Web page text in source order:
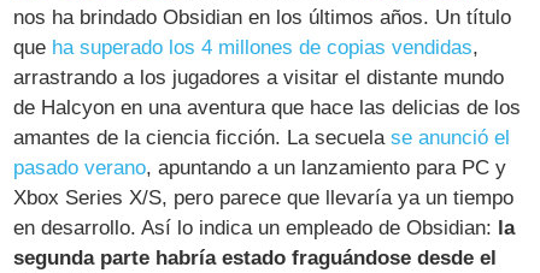
nos ha brindado Obsidian en los últimos años. Un título
que ha superado los 4 millones de copias vendidas,
arrastrando a los jugadores a visitar el distante mundo
de Halcyon en una aventura que hace las delicias de los
amantes de la ciencia ficción. La secuelase anunció el
pasado verano, apuntando a un lanzamiento para PC y
Xbox Series X/S, pero parece que llevaría ya un tiempo
en desarrollo. Así lo indica un empleado de Obsidian: la
segunda parte habría estado fraguándose desde el